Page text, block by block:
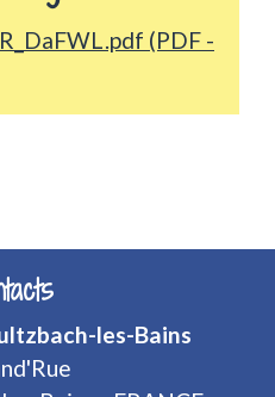
(PDF -
les-Bains